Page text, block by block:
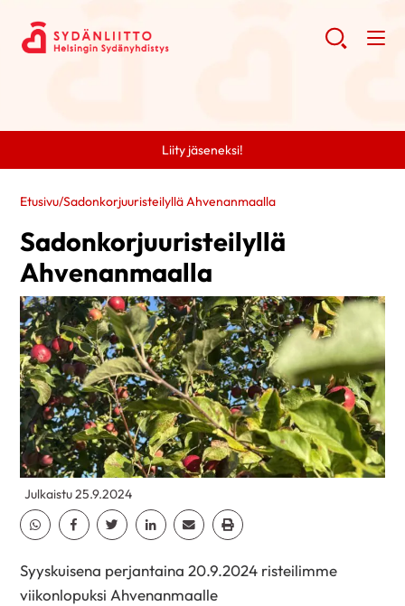
Liity jäseneksi!
Etusivu/Sadonkorjuuristeilyllä Ahvenanmaalla
Sadonkorjuuristeilyllä
Ahvenanmaalla
Julkaistu 25.9.2024
Jaa Whatsapp
Jaa Facebook
Jaa TwitterJaa Linkedin
Jaa EmailJaa Print
Syyskuisena perjantaina 20.9.2024 risteilimme
viikonlopuksi Ahvenanmaalle